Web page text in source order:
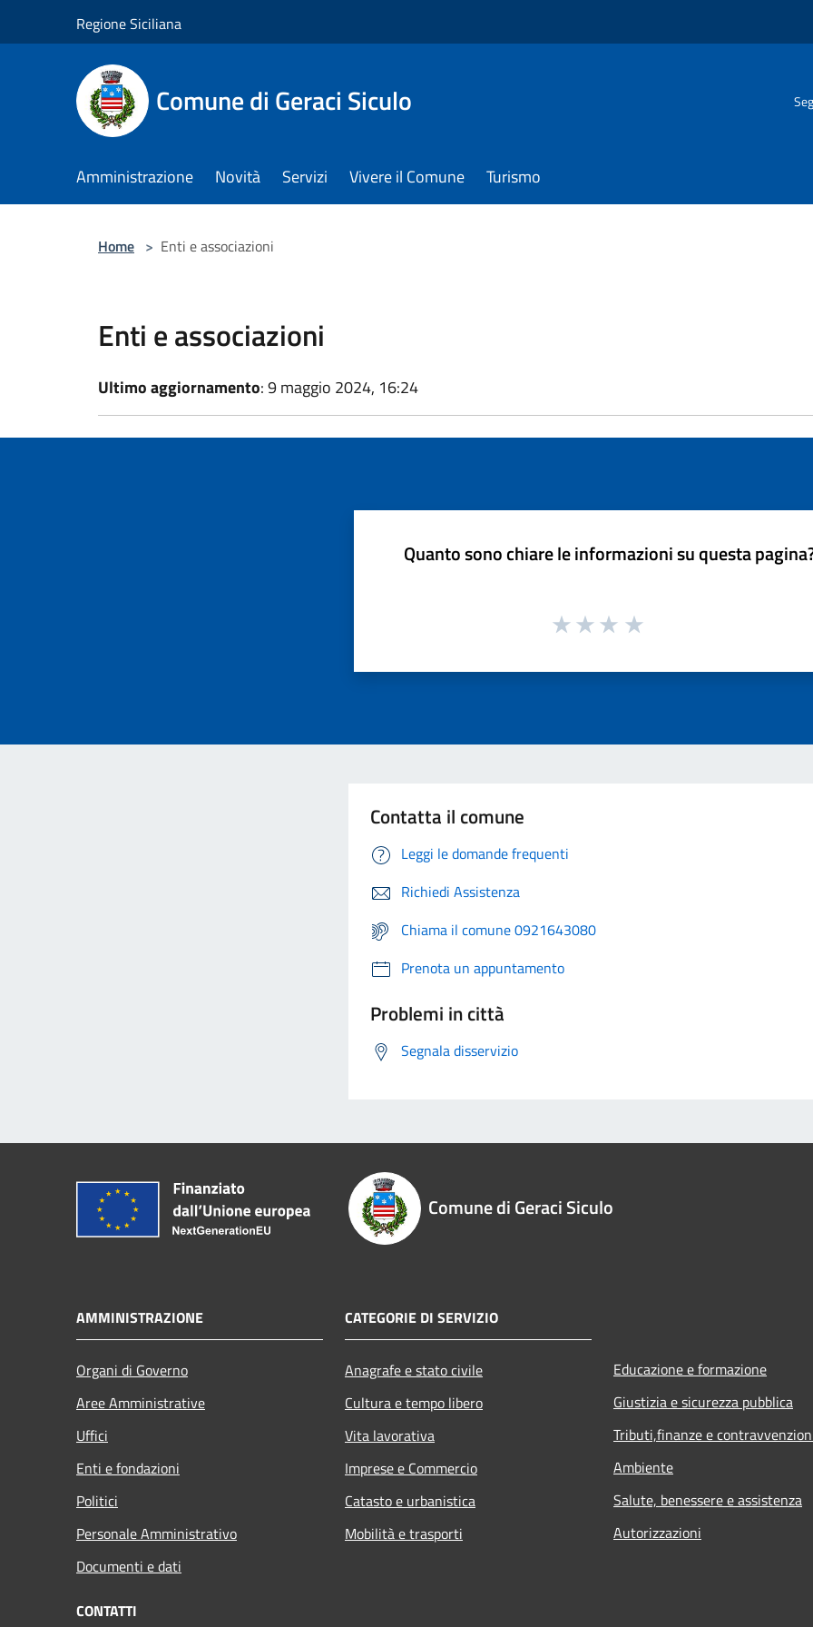
Regione Siciliana
Comune di Geraci Siculo
Amministrazione Novità Servizi Vivere il Comune Turismo
Home > Enti e associazioni
Enti e associazioni
Ultimo aggiornamento: 9 maggio 2024, 16:24
Quanto sono chiare le informazioni su questa
Contatta il comune
Leggi le domande frequenti
Richiedi Assistenza
Chiama il comune 0921643080
Prenota un appuntamento
Problemi in città
Segnala disservizio
Comune di Geraci Siculo
AMMINISTRAZIONE
Organi di Governo
Aree Amministrative
Uffici
Enti e fondazioni
Politici
Personale Amministrativo
Documenti e dati
CATEGORIE DI SERVIZIO
Anagrafe e stato civile
Cultura e tempo libero
Vita lavorativa
Imprese e Commercio
Catasto e urbanistica
Mobilità e trasporti
Educazione e formazione
Giustizia e sicurezza pubblica
Tributi,finanze e
Ambiente
Salute, benessere e assistenza
Autorizzazioni
CONTATTI